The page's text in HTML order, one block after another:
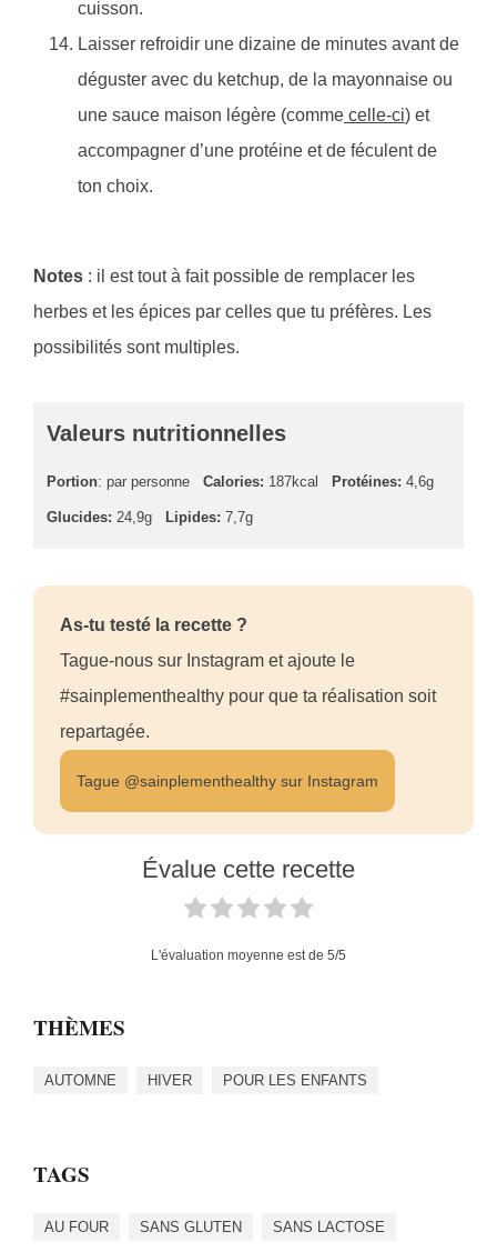
cuisson.
Laisser refroidir une dizaine de minutes avant de
déguster avec du ketchup, de la mayonnaise ou
une sauce maison légère (comme celle-ci) et
accompagner d’une protéine et de féculent de
ton choix.
Notes : il est tout à fait possible de remplacer les
herbes et les épices par celles que tu préfères. Les
possibilités sont multiples.
Valeurs nutritionnelles
Portion: par personne Calories: 187kcal Protéines: 4,6g
Glucides: 24,9g Lipides: 7,7g
As-tu testé la recette ?
Tague-nous sur Instagram et ajoute le
#sainplementhealthy pour que ta réalisation soit
repartagée.
Tague @sainplementhealthy sur Instagram
Évalue cette recette
L'évaluation moyenne est de 5/5
THÈMES
AUTOMNE HIVER POUR LES ENFANTS
TAGS
AU FOUR SANS GLUTEN SANS LACTOSE